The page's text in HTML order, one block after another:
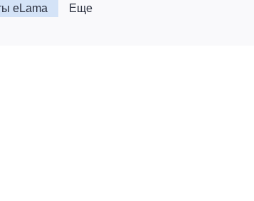
eLama Еще